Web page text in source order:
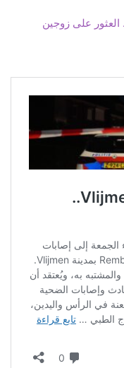
على زوجين